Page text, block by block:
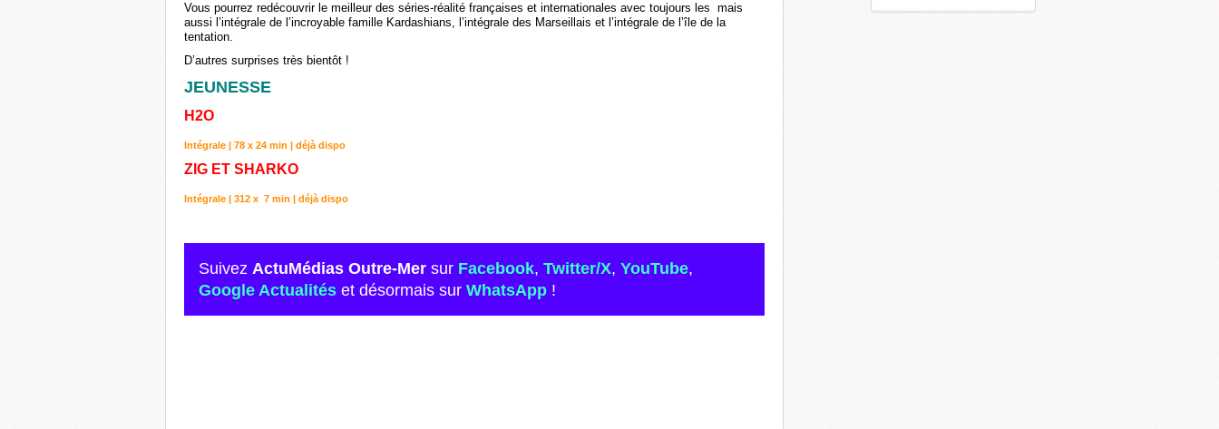
Vous pourrez redécouvrir le meilleur des séries-réalité françaises et internationales avec toujours les mais
aussi l’intégrale de l’incroyable famille Kardashians, l’intégrale des Marseillais et l’intégrale de l’île de la
tentation.
D’autres surprises très bientôt !
JEUNESSE
H2O
Intégrale | 78 x 24 min | déjà dispo
ZIG ET SHARKO
Intégrale | 312 x 7 min | déjà dispo
Suivez ActuMédias Outre-Mer sur Facebook, Twitter/X, YouTube,
Google Actualités et désormais sur WhatsApp !